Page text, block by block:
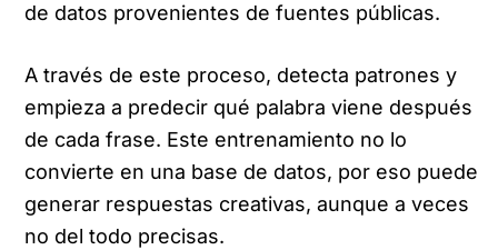
de datos provenientes de fuentes públicas.
A través de este proceso, detecta patrones y
empieza a predecir qué palabra viene después
de cada frase. Este entrenamiento no lo
convierte en una base de datos, por eso puede
generar respuestas creativas, aunque a veces
no del todo precisas.